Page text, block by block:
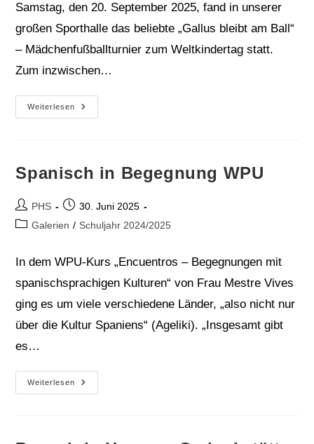
Samstag, den 20. September 2025, fand in unserer
großen Sporthalle das beliebte „Gallus bleibt am Ball“
– Mädchenfußballturnier zum Weltkindertag statt.
Zum inzwischen…
Weiterlesen
Erfolgreicher
3.
Am
Ball“
Spanisch in Begegnung WPU
Beitrags-
Autor:
PHS
Beitrag
veröffentlicht:
30. Juni 2025
Beitrags-
Galerien / Schuljahr 2024/2025
In dem WPU-Kurs „Encuentros – Begegnungen mit
spanischsprachigen Kulturen“ von Frau Mestre Vives
ging es um viele verschiedene Länder, „also nicht nur
über die Kultur Spaniens“ (Ageliki). „Insgesamt gibt
es…
Weiterlesen
Spanisch
In